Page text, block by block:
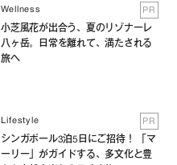
Wellness PR
小芝風花が出合う、夏のリゾナーレ
八ヶ岳。日常を離れて、満たされる
旅へ
Lifestyle PR
シンガポール3泊5日にご招待！ 「マ
ーリー」がガイドする、多文化と豊